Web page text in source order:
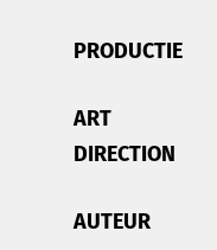
PRODUCTIE
ART
DIRECTION
AUTEUR